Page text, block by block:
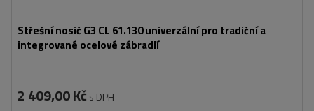
Střešní nosič G3 CL 61.130 univerzální pro tradiční a
integrované ocelové zábradlí
2 409,00 Kč s DPH